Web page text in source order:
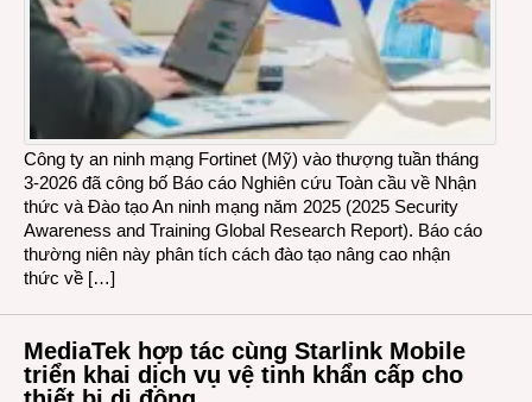
Công ty an ninh mạng Fortinet (Mỹ) vào thượng tuần tháng
3-2026 đã công bố Báo cáo Nghiên cứu Toàn cầu về Nhận
thức và Đào tạo An ninh mạng năm 2025 (2025 Security
Awareness and Training Global Research Report). Báo cáo
thường niên này phân tích cách đào tạo nâng cao nhận
thức về […]
MediaTek hợp tác cùng Starlink Mobile
triển khai dịch vụ vệ tinh khẩn cấp cho